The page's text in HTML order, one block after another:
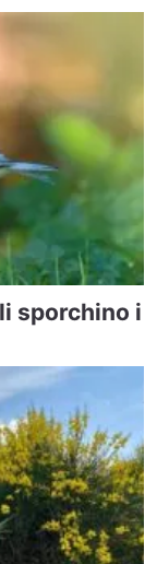
sporchino i